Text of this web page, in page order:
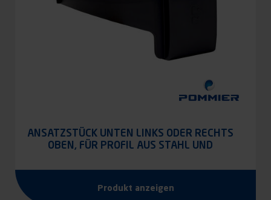
ANSATZSTÜCK UNTEN LINKS ODER RECHTS
OBEN, FÜR PROFIL AUS STAHL UND
Produkt anzeigen